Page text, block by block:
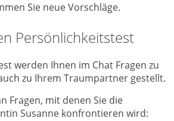
Sie neue Vorschläge.
Persönlichkeitstest
werden Ihnen im Chat Fragen zu
zu Ihrem Traumpartner gestellt.
Fragen, mit denen Sie die
Susanne konfrontieren wird: